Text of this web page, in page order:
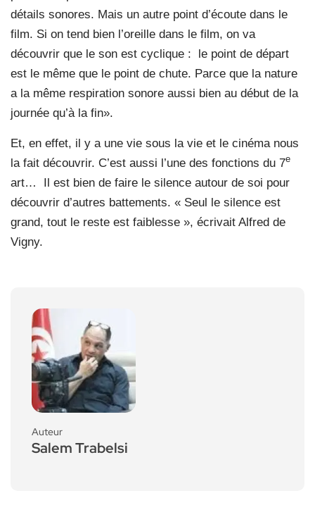
détails sonores. Mais un autre point d’écoute dans le
film. Si on tend bien l’oreille dans le film, on va
découvrir que le son est cyclique :
le point de départ
est le même que le point de chute. Parce que la nature
a la même respiration sonore aussi bien au début de la
journée qu’à la fin».
Et, en effet, il y a une vie sous la vie et le cinéma nous
la fait découvrir. C’est aussi l’une des fonctions du 7e
art…
Il est bien de faire le silence autour de soi pour
découvrir d’autres battements. « Seul le silence est
grand, tout le reste est faiblesse », écrivait Alfred de
Vigny.
Auteur
Salem Trabelsi